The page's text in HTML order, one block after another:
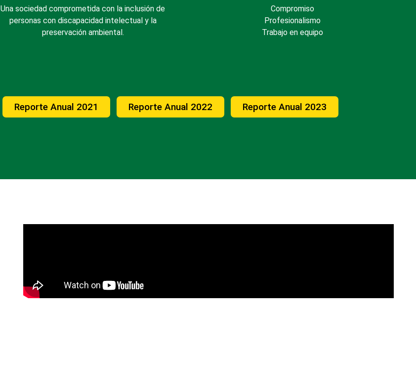
Una sociedad comprometida con la inclusión de
personas con discapacidad intelectual y la
preservación ambiental.
Compromiso
Profesionalismo
Trabajo en equipo
Reporte Anual 2021 Reporte Anual 2022
Reporte Anual 2023